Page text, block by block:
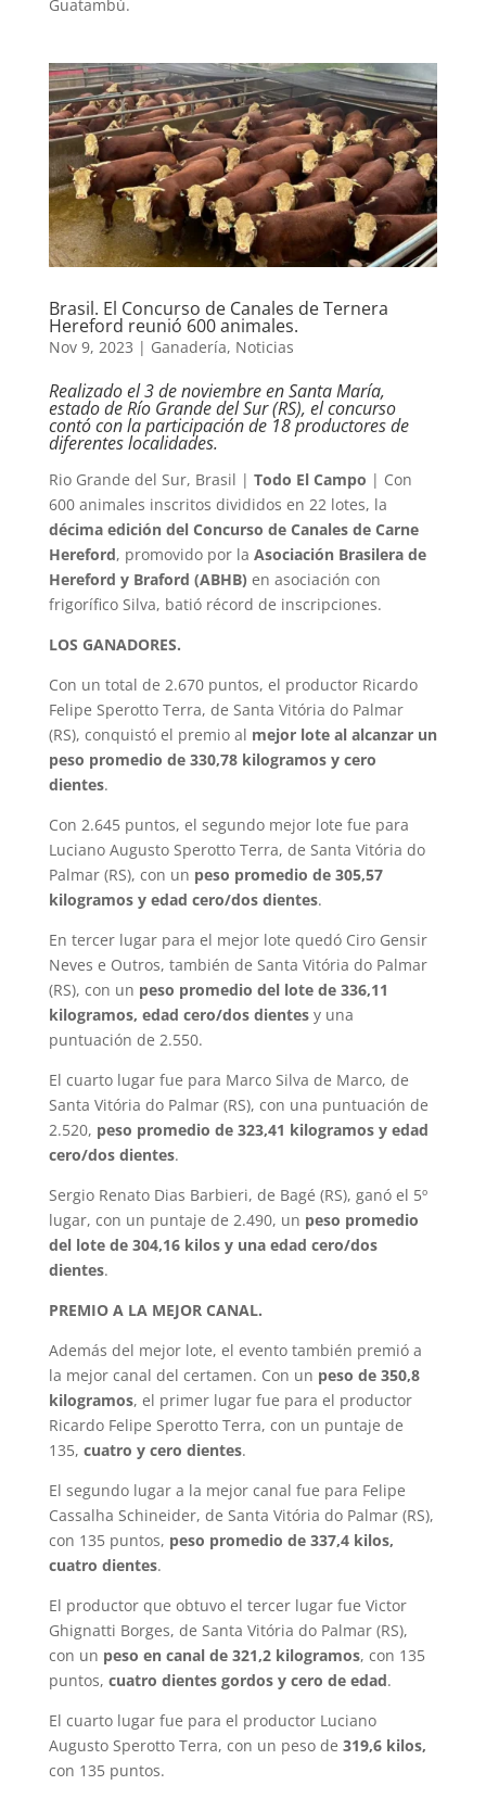
Guatambú.
Brasil. El Concurso de Canales de Ternera
Hereford reunió 600 animales.
Nov 9, 2023 | Ganadería, Noticias
Realizado el 3 de noviembre en Santa María,
estado de Río Grande del Sur (RS), el concurso
contó con la participación de 18 productores de
diferentes localidades.
Rio Grande del Sur, Brasil | Todo El Campo | Con
600 animales inscritos divididos en 22 lotes, la
décima edición del Concurso de Canales de Carne
Hereford, promovido por la Asociación Brasilera de
Hereford y Braford (ABHB) en asociación con
frigorífico Silva, batió récord de inscripciones.
LOS GANADORES.
Con un total de 2.670 puntos, el productor Ricardo
Felipe Sperotto Terra, de Santa Vitória do Palmar
(RS), conquistó el premio al mejor lote al alcanzar un
peso promedio de 330,78 kilogramos y cero
dientes.
Con 2.645 puntos, el segundo mejor lote fue para
Luciano Augusto Sperotto Terra, de Santa Vitória do
Palmar (RS), con un peso promedio de 305,57
kilogramos y edad cero/dos dientes.
En tercer lugar para el mejor lote quedó Ciro Gensir
Neves e Outros, también de Santa Vitória do Palmar
(RS), con un peso promedio del lote de 336,11
kilogramos, edad cero/dos dientesy una
puntuación de 2.550.
El cuarto lugar fue para Marco Silva de Marco, de
Santa Vitória do Palmar (RS), con una puntuación de
2.520, peso promedio de 323,41 kilogramos y edad
cero/dos dientes.
Sergio Renato Dias Barbieri, de Bagé (RS), ganó el 5º
lugar, con un puntaje de 2.490, un peso promedio
del lote de 304,16 kilos y una edad cero/dos
dientes.
PREMIO A LA MEJOR CANAL.
Además del mejor lote, el evento también premió a
la mejor canal del certamen. Con un peso de 350,8
kilogramos, el primer lugar fue para el productor
Ricardo Felipe Sperotto Terra, con un puntaje de
135, cuatro y cero dientes.
El segundo lugar a la mejor canal fue para Felipe
Cassalha Schineider, de Santa Vitória do Palmar (RS),
con 135 puntos, peso promedio de 337,4 kilos,
cuatro dientes.
El productor que obtuvo el tercer lugar fue Victor
Ghignatti Borges, de Santa Vitória do Palmar (RS),
con un peso en canal de 321,2 kilogramos, con 135
puntos, cuatro dientes gordos y cero de edad.
El cuarto lugar fue para el productor Luciano
Augusto Sperotto Terra, con un peso de 319,6 kilos,
con 135 puntos.